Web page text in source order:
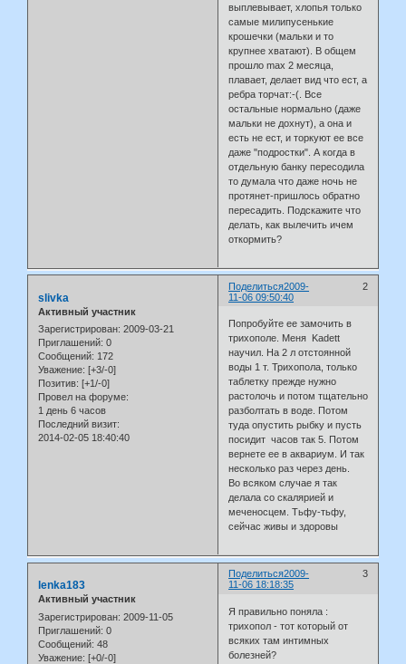
выплевывает, хлопья только
самые милипусенькие
крошечки (мальки и то
крупнее хватают). В общем
прошло max 2 месяца,
плавает, делает вид что ест, а
ребра торчат:-(. Все
остальные нормально (даже
мальки не дохнут), а она и
есть не ест, и торкуют ее все
даже "подростки". А когда в
отдельную банку пересодила
то думала что даже ночь не
протянет-пришлось обратно
пересадить. Подскажите что
делать, как вылечить ичем
откормить?
Поделиться 2
2009-
11-06 09:50:40
slivka
Активный участник
Зарегистрирован: 2009-03-21
Приглашений: 0
Сообщений: 172
Уважение: [+3/-0]
Позитив: [+1/-0]
Провел на форуме:
1 день 6 часов
Последний визит:
2014-02-05 18:40:40
Попробуйте ее замочить в
трихополе. Меня Kadett
научил. На 2 л отстоянной
воды 1 т. Трихопола, только
таблетку прежде нужно
растолочь и потом тщательно
разболтать в воде. Потом
туда опустить рыбку и пусть
посидит часов так 5. Потом
вернете ее в аквариум. И так
несколько раз через день.
Во всяком случае я так
делала со скалярией и
меченосцем. Тьфу-тьфу,
сейчас живы и здоровы
Поделиться 3
2009-
11-06 18:18:35
lenka183
Активный участник
Зарегистрирован: 2009-11-05
Приглашений: 0
Сообщений: 48
Уважение: [+0/-0]
Я правильно поняла :
трихопол - тот который от
всяких там интимных
болезней?